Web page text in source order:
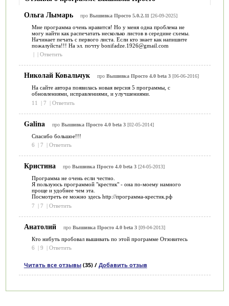
Ольга Лымарь
про Вышивка Просто 5.0.2.11 [26-09-2025]
Мне программа очень нравится! Но у меня одна проблема не
могу найти как распечатать несколько листов в середине схемы.
Начинает печать с первого листа. Если кто знает как напишите
пожалуйста!!! На эл. почту bonifadze.1926@gmail.com
Ответить
Николай Ковальчук про Вышивка Просто 4.0 beta 3[06-06-2016]
На сайте автора появилась новая версия 5 программы, с
обновлениями, исправлениями, и улучшениями.
11
| 7 | Ответить
Galina про Вышивка Просто 4.0 beta 3[02-05-2014]
Спасибо большое!!!
6
7 Ответить
Кристина про Вышивка Просто 4.0 beta 3[24-05-2013]
Программа не очень если честно.
Я пользуюсь программой "крестик" - она по-моему намного
проще и удобнее чем эта.
Посмотреть ее можно здесь http://программа-крестик.рф
7
| 7 | Ответить
Анатолий про Вышивка Просто 4.0 beta 3[09-04-2013]
Кто нибуть пробовал вышивать по этой программе Отзовитесь
6
9 Ответить
Читать все отзывы(35) / Добавить отзыв